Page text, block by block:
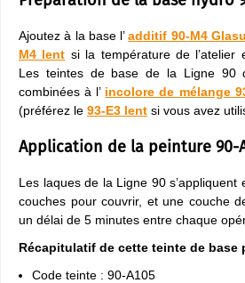
Ajoutez à la base l’additif 90-M4
M4 lent si la température de l’atelier
Les teintes de base de la Ligne 90
combinées à l’ incolore de mélange
(préférez le 93-E3 lent si vous avez
Application de la peinture 90-
Les laques de la Ligne 90 s’appliquent
couches pour couvrir, et une couche
un délai de 5 minutes entre chaque
Récapitulatif de cette teinte de base
Code teinte : 90-A105